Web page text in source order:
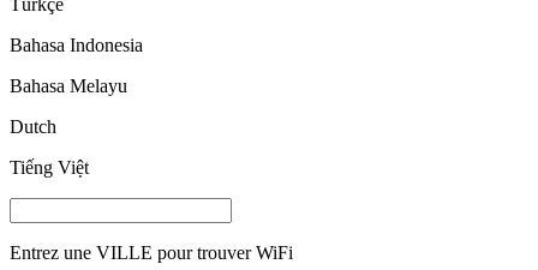
Bahasa Indonesia
Bahasa Melayu
Dutch
Tiếng Việt
Entrez une VILLE pour trouver WiFi